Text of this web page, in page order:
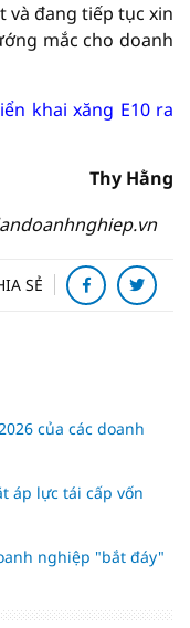
và đang tiếp tục xin
mắc cho doanh
khai xăng E10 ra
Thy Hằng
SẺ
của các doanh
áp lực tái cấp vốn
nghiệp "bắt đáy"